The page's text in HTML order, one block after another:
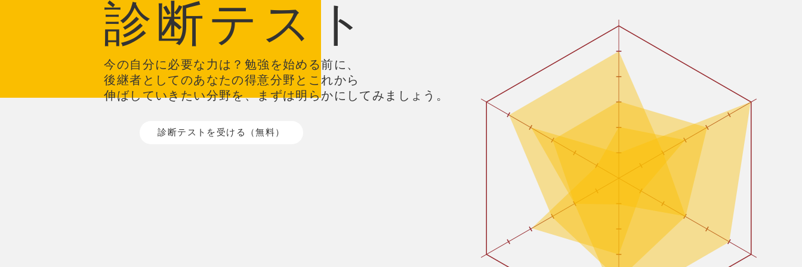
診断テスト
今の自分に必要な力は？勉強を始める前に、
後継者としてのあなたの得意分野とこれから
伸ばしていきたい分野を、まずは明らかにしてみましょう。
診断テストを受ける（無料）